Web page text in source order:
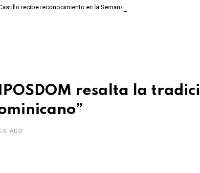
recibe reconocimiento en la Semana Mundial de la Lactancia
resalta la
AGO